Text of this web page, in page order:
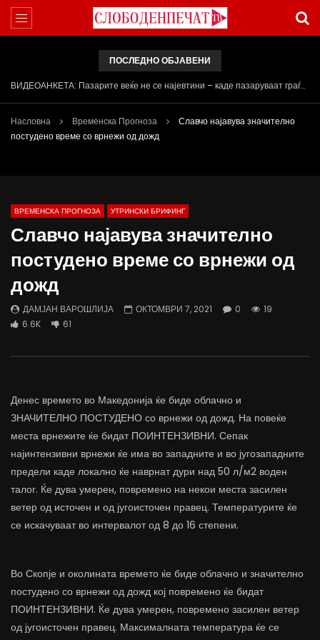
ПОСЛЕДНО ОБЈАВЕНИ
Арсовски: „Се вариме како жаби, додека сме надвор од ЕУ“
Насловна Временска Прогноза
Славчо најавува значително
постудено време со врнежи од дожд
ВРЕМЕНСКА ПРОГНОЗА УТРИНСКИ БРИФИНГ
Славчо најавува значително
постудено време со врнежи од
дожд
ДАМЈАН ВАРОШЛИЈА ОКТОМВРИ 7, 2021 0
19
6.6K
61
Денес времето во Македонија ќе биде облачно и
ЗНАЧИТЕЛНО ПОСТУДЕНО со врнежи од дожд. На повеќе
места врнежите ќе бидат ПОИНТЕНЗИВНИ. Сепак
најинтензивни врнежи ќе има во западните и во југозападните
предели каде локално ќе наврнат дури над 50 л/м2 воден
талог. Ќе дува умерен, повремено на некои места засилен
ветер од источен и од југоисточен правец. Температурите ќе
се искачуваат во интервалот од 8 до 16 степени.
Во Скопје и околината времето ќе биде облачно и значително
постудено со врнежи од дожд кој повремено ќе бидат
ПОИНТЕНЗИВНИ. Ќе дува умерен, повремено засилен ветер
од југоисточен правец. Максималната температура ќе се